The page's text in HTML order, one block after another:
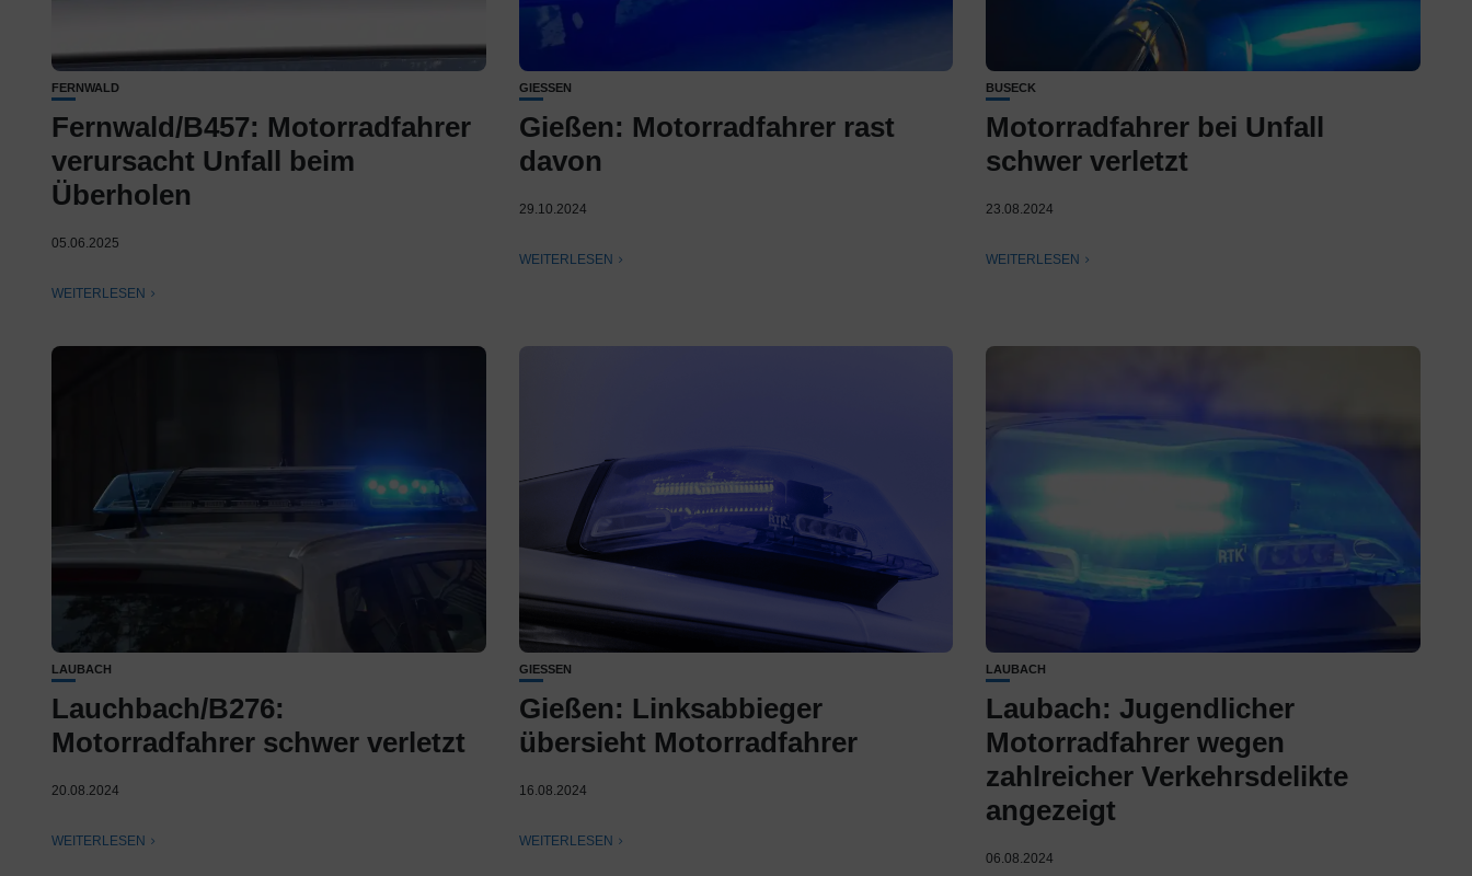
FERNWALD
Fernwald/B457: Motorradfahrer
verursacht Unfall beim
Überholen
05.06.2025
WEITERLESEN
GIESSEN
Gießen: Motorradfahrer rast
davon
29.10.2024
WEITERLESEN
BUSECK
Motorradfahrer bei Unfall
schwer verletzt
23.08.2024
WEITERLESEN
LAUBACH
Lauchbach/B276:
Motorradfahrer schwer verletzt
20.08.2024
WEITERLESEN
GIESSEN
Gießen: Linksabbieger
übersieht Motorradfahrer
16.08.2024
WEITERLESEN
LAUBACH
Laubach: Jugendlicher
Motorradfahrer wegen
zahlreicher Verkehrsdelikte
angezeigt
06.08.2024